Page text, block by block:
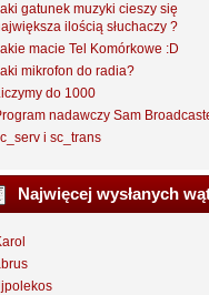
gatunek muzyki cieszy się
ilością słuchaczy ?
macie Tel Komórkowe :D
mikrofon do radia?
do 1000
nadawczy Sam
i sc_trans
Najwięcej wysłanych